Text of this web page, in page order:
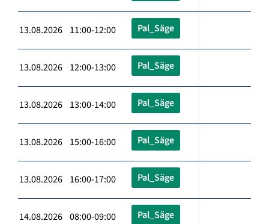
13.08.2026 11:00-12:00 Pal_Säge
13.08.2026 12:00-13:00 Pal_Säge
13.08.2026 13:00-14:00 Pal_Säge
13.08.2026 15:00-16:00 Pal_Säge
13.08.2026 16:00-17:00 Pal_Säge
14.08.2026 08:00-09:00 Pal_Säge